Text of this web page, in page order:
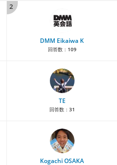
2
DMM Eikaiwa K
回答数： 109
TE
回答数： 31
Kogachi OSAKA